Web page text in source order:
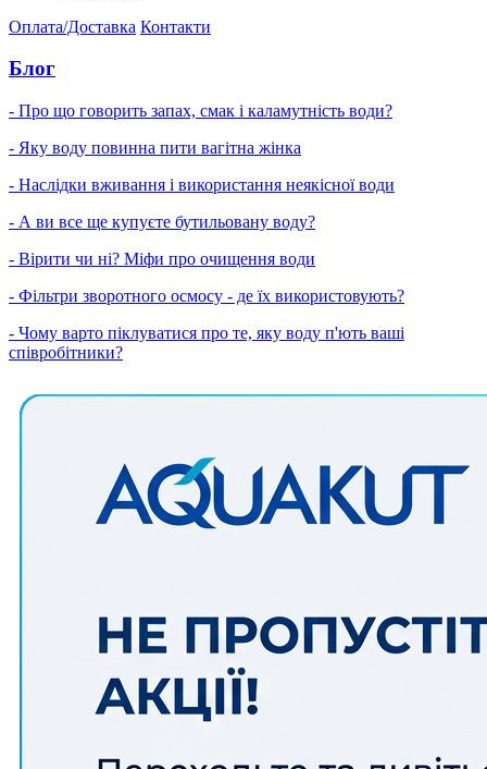
Оплата/Доставка Контакти
Блог
- Про що говорить запах, смак і каламутність води?
- Яку воду повинна пити вагітна жінка
- Наслідки вживання і використання неякісної води
- А ви все ще купуєте бутильовану воду?
- Вірити чи ні? Міфи про очищення води
- Фільтри зворотного осмосу - де їх використовують?
- Чому варто піклуватися про те, яку воду п'ють ваші
співробітники?